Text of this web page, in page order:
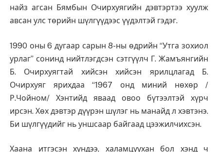
найз агсан Бямбын Очирхуягийн дэвтэртээ хуулж
авсан улс төрийн шүлгүүдээс үүдэлтэй гэдэг.
1990 оны 6 дугаар сарын 8-ны өдрийн “Утга зохиол
урлаг” сонинд нийтлэгдсэн сэтгүүлч Г. Жамъянгийн
Б. Очирхуягтай хийсэн хийсэн ярилцлагад Б.
Очирхуяг ярихдаа “1967 онд миний нөхөр /
Р.Чойном/ Хэнтийд яваад овоо бүтээлтэй хүрч
ирсэн. Хөх дэвтэр дүүрэн шүлэг нь манайд л хэвтэнэ.
Би шүлгүүдийг нь уншсаар байгаад цээжилчихсэн.
Хаана итгэсэн хүндээ, халамцуухан бол хэнд ч